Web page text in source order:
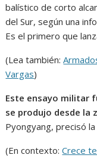
balístico de corto
del Sur, según una
Es el primero que
(Lea también:
Vargas)
Este ensayo militar
se produjo desde la
Pyongyang, precisó
(En contexto:Crece